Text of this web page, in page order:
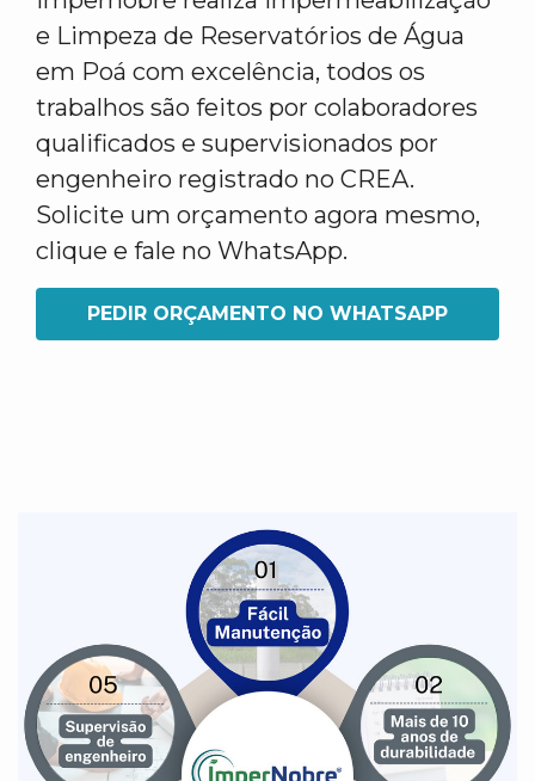
e Limpeza de Reservatórios de Água
em Poá com excelência, todos os
trabalhos são feitos por colaboradores
qualificados e supervisionados por
engenheiro registrado no CREA.
Solicite um orçamento agora mesmo,
clique e fale no WhatsApp.
PEDIR ORÇAMENTO NO WHATSAPP